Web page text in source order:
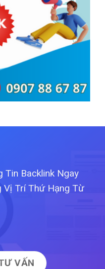
Tin Backlink Ngay
Vị Trí Thứ Hạng Từ
VẤN